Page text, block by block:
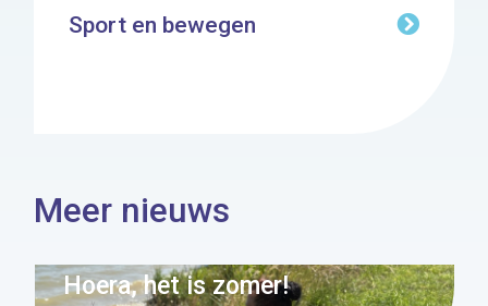
Sport en bewegen
Meer nieuws
Hoera, het is zomer!